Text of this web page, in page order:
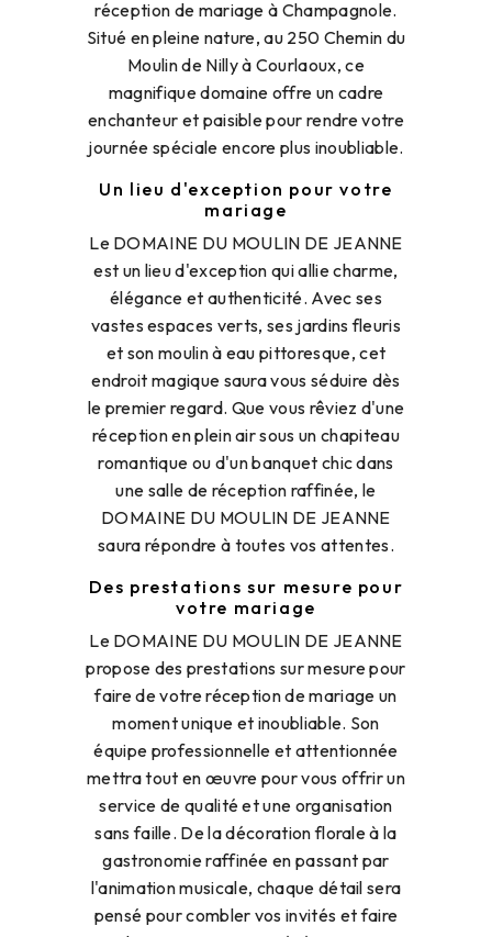
réception de mariage à Champagnole.
Situé en pleine nature, au 250 Chemin du
Moulin de Nilly à Courlaoux, ce
magnifique domaine offre un cadre
enchanteur et paisible pour rendre votre
journée spéciale encore plus inoubliable.
Un lieu d'exception pour votre
mariage
Le DOMAINE DU MOULIN DE JEANNE
est un lieu d'exception qui allie charme,
élégance et authenticité. Avec ses
vastes espaces verts, ses jardins fleuris
et son moulin à eau pittoresque, cet
endroit magique saura vous séduire dès
le premier regard. Que vous rêviez d'une
réception en plein air sous un chapiteau
romantique ou d'un banquet chic dans
une salle de réception raffinée, le
DOMAINE DU MOULIN DE JEANNE
saura répondre à toutes vos attentes.
Des prestations sur mesure pour
votre mariage
Le DOMAINE DU MOULIN DE JEANNE
propose des prestations sur mesure pour
faire de votre réception de mariage un
moment unique et inoubliable. Son
équipe professionnelle et attentionnée
mettra tout en œuvre pour vous offrir un
service de qualité et une organisation
sans faille. De la décoration florale à la
gastronomie raffinée en passant par
l'animation musicale, chaque détail sera
pensé pour combler vos invités et faire